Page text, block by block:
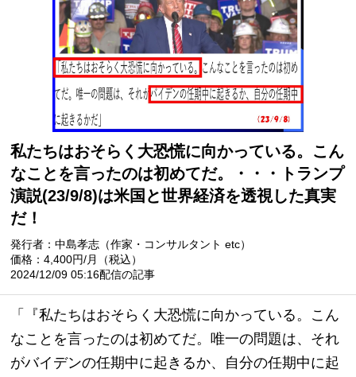
私たちはおそらく大恐慌に向かっている。こん
なことを言ったのは初めてだ。・・・トランプ
演説(23/9/8)は米国と世界経済を透視した真実
だ！
発行者：中島孝志（作家・コンサルタント etc）
価格：4,400円/月（税込）
2024/12/09 05:16配信の記事
「『私たちはおそらく大恐慌に向かっている。こん
なことを言ったのは初めてだ。唯一の問題は、それ
がバイデンの任期中に起きるか、自分の任期中に起